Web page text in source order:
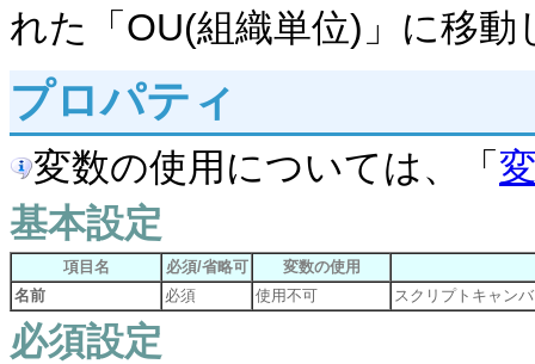
れた「OU(組織単位)」に移動
プロパティ
変数の使用については、「
基本設定
項目名 必須/省略可
変数の使用
名前
必須 使用不可 スクリプトキャン
必須設定